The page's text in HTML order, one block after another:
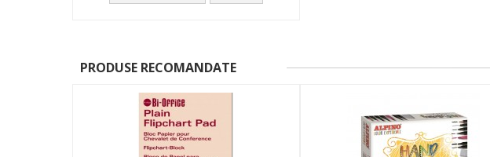
PRODUSE RECOMANDATE